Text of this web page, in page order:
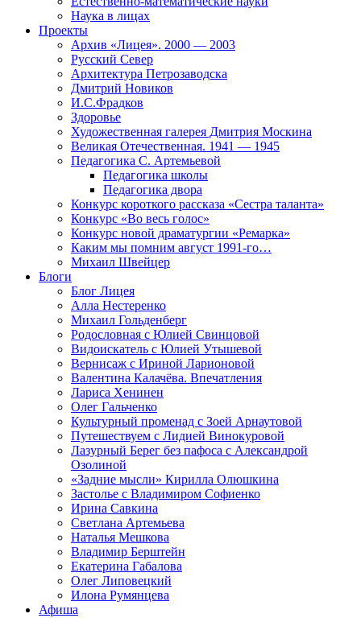
Наука в лицах
Проекты
Архив «Лицея». 2000 — 2003
Русский Север
Архитектура Петрозаводска
Дмитрий Новиков
И.С.Фрадков
Здоровье
Художественная галерея Дмитрия Москина
Великая Отечественная. 1941 — 1945
Педагогика С. Артемьевой
Педагогика школы
Педагогика двора
Конкурс короткого рассказа «Сестра таланта»
Конкурс «Во весь голос»
Конкурс новой драматургии «Ремарка»
Каким мы помним август 1991-го…
Михаил Швейцер
Блоги
Блог Лицея
Алла Нестеренко
Михаил Гольденберг
Родословная с Юлией Свинцовой
Видоискатель с Юлией Утышевой
Вернисаж с Ириной Ларионовой
Валентина Калачёва. Впечатления
Лариса Хенинен
Олег Гальченко
Культурный променад с Зоей Арнаутовой
Путешествуем с Лидией Винокуровой
Лазурный Берег без пафоса с Александрой
Озолиной
«Задние мысли» Кирилла Олюшкина
Застолье с Владимиром Софиенко
Ирина Савкина
Светлана Артемьева
Наталья Мешкова
Владимир Берштейн
Екатерина Габалова
Олег Липовецкий
Илона Румянцева
Афиша